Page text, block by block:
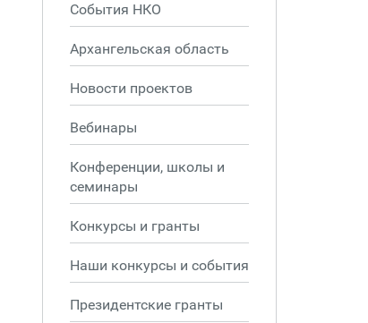
События НКО
Архангельская область
Новости проектов
Вебинары
Конференции, школы и
семинары
Конкурсы и гранты
Наши конкурсы и события
Президентские гранты